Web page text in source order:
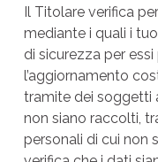
Il Titolare verifica
mediante i quali i
di sicurezza per
l’aggiornamento
tramite dei soggetti
non siano raccolti,
personali di cui non